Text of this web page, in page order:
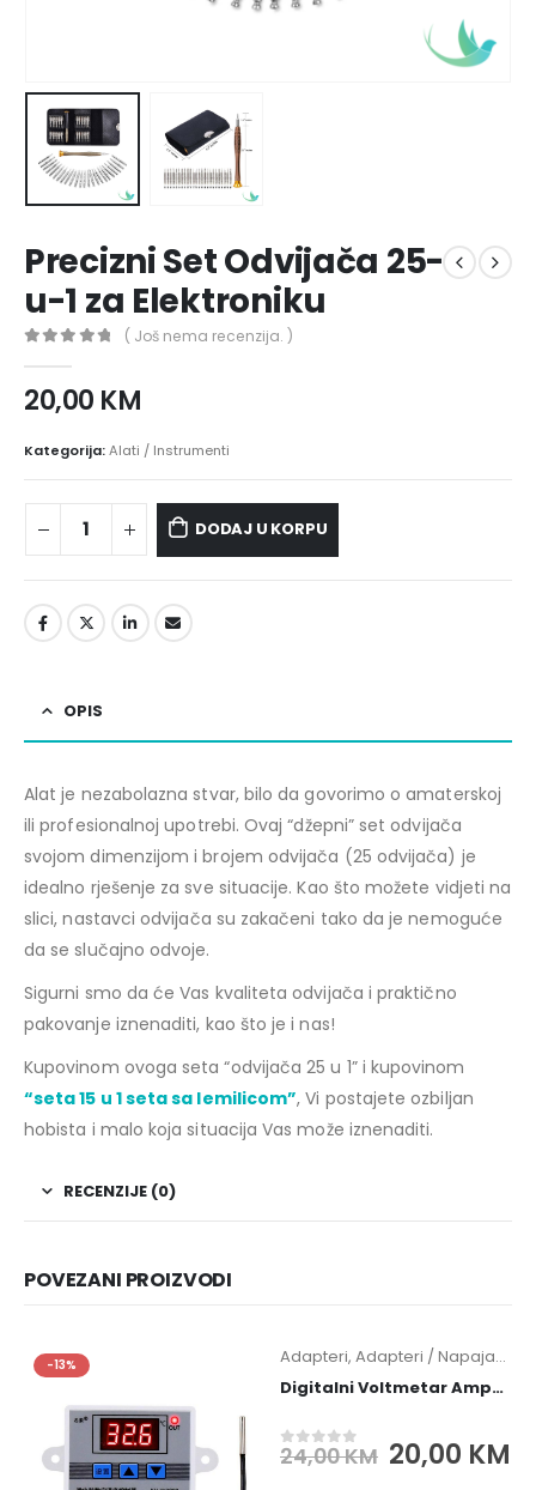
Precizni Set Odvijača 25-
u-1 za Elektroniku
( Još nema recenzija. )
20,00 KM
Kategorija:Alati / Instrumenti
DODAJ U KORPU
OPIS
Alat je nezabolazna stvar, bilo da govorimo o amaterskoj
ili profesionalnoj upotrebi. Ovaj “džepni” set odvijača
svojom dimenzijom i brojem odvijača (25 odvijača) je
idealno rješenje za sve situacije. Kao što možete vidjeti na
slici, nastavci odvijača su zakačeni tako da je nemoguće
da se slučajno odvoje.
Sigurni smo da će Vas kvaliteta odvijača i praktično
pakovanje iznenaditi, kao što je i nas!
Kupovinom ovoga seta “odvijača 25 u 1” i kupovinom
“seta 15 u 1 seta sa lemilicom”, Vi postajete ozbiljan
hobista i malo koja situacija Vas može iznenaditi.
RECENZIJE (0)
POVEZANI PROIZVODI
-13% -17%
Adapteri, Adapteri / Napajanja
Digitalni Voltmetar Ampermetar AC 50-500V 0-100A
0out of 5
24,00KM Original
20,00 KM